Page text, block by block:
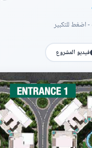
اضغط للتكبير
فيديو المشروع